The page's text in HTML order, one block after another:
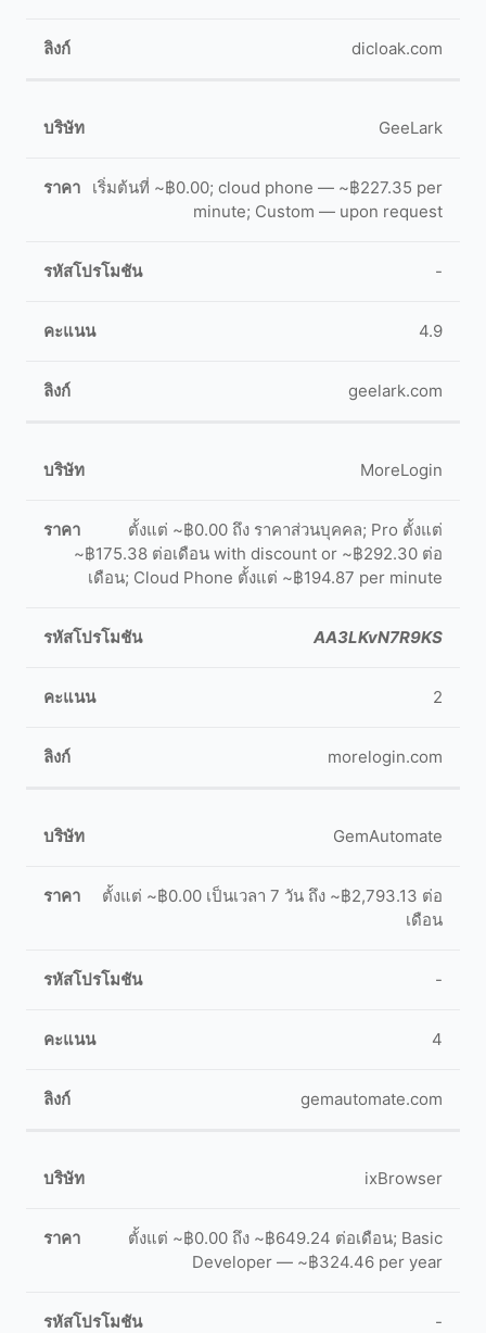
dicloak.com
GeeLark
เริ่มต้นที่ ~฿0.00; cloud phone — ~฿227.35 per
minute; Custom — upon request
-
4.9
geelark.com
MoreLogin
ตั้งแต่ ~฿0.00 ถึง ราคาส่วนบุคคล; Pro ตั้งแต่
~฿175.38 ต่อเดือน with discount or ~฿292.30 ต่อ
เดือน; Cloud Phone ตั้งแต่ ~฿194.87 per minute
AA3LKvN7R9KS
2
morelogin.com
GemAutomate
ตั้งแต่ ~฿0.00 เป็นเวลา 7 วัน ถึง ~฿2,793.13 ต่อ
เดือน
-
4
gemautomate.com
ixBrowser
ตั้งแต่ ~฿0.00 ถึง ~฿649.24 ต่อเดือน; Basic
Developer — ~฿324.46 per year
-